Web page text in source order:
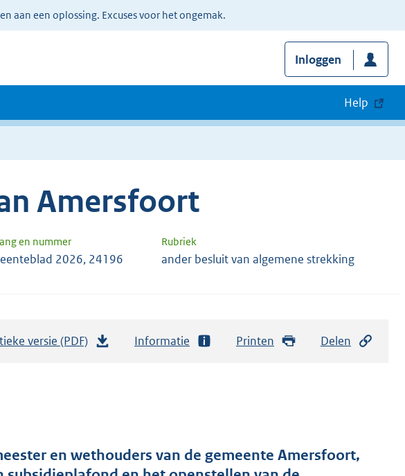
aan een oplossing. Excuses voor het ongemak.
Inloggen
Help
Amersfoort
en nummer Rubriek
2026, 24196 ander besluit van algemene strekking
versie (PDF)
d
s
Informatie Printen Delen
en wethouders van de gemeente Amersfoort,